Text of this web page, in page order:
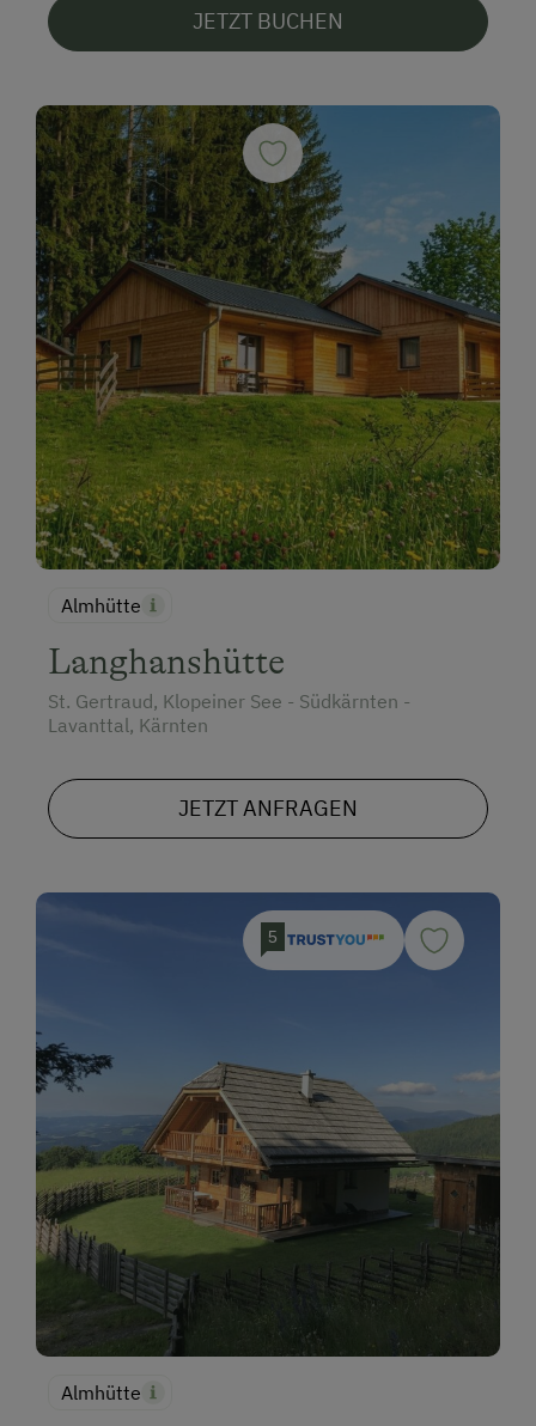
JETZT BUCHEN
Almhütte
Langhanshütte
St. Gertraud, Klopeiner See - Südkärnten -
Lavanttal, Kärnten
JETZT ANFRAGEN
5
Almhütte